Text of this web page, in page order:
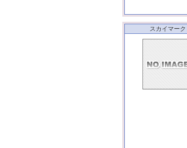
スカイマーク